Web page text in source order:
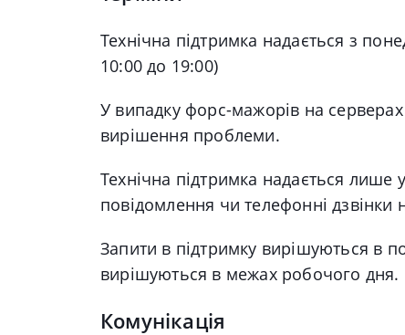
Технічна підтримка надається з
10:00 до 19:00)
У випадку форс-мажорів на
вирішення проблеми.
Технічна підтримка надається лише
повідомлення чи телефонні
Запити в підтримку вирішуються в
вирішуються в межах робочого дня.
Комунікація